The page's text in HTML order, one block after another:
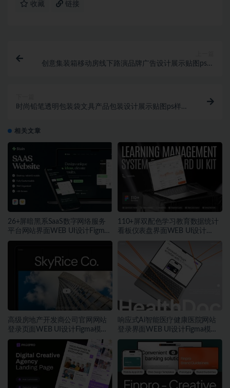
收藏 链接
创意集装箱移动房线下路演品牌广告设计展示贴图ps样
时尚铅笔透明包装袋文具产品包装设计展示贴图ps样机
相关文章
26+屏暗黑系SaaS数字网络服务
平台网站界面WEB UI设计Figma
模板素材
110+屏双配色学习教育数据统计
看板仪表盘界面WEB UI设计
Figma模板套件
高级房地产开发商公司官网网站
登录页面WEB UI设计Figma模板
素材
响应式Ai智能医疗健康医院网站
登录界面WEB UI设计Figma模板
素材